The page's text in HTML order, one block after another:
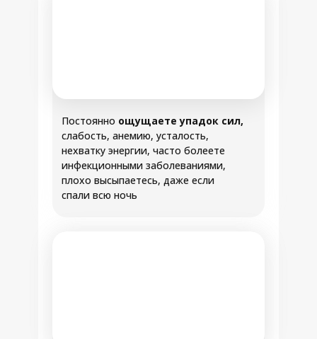
Постоянно ощущаете упадок сил,
слабость, анемию, усталость,
нехватку энергии, часто болеете
инфекционными заболеваниями,
плохо высыпаетесь, даже если
спали всю ночь